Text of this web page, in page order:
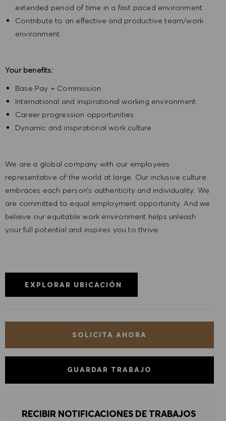
extended period of time in a fast paced environment.
Contribute to an effective and productive team/work
environment.
Your benefits:
Base Pay + Commission
International and inspirational working environment
Career progression opportunities
Dynamic and inspirational work culture
We are a global company with our employees
representative of the world at large. Our inclusive culture
embraces each person’s authenticity and individuality. We
are committed to equal employment opportunity. And we
believe our equitable work environment helps unleash
your full potential and inspires you to thrive.
EXPLORAR UBICACIÓN
SOLICITA AHORA
GUARDAR TRABAJO
RECIBIR NOTIFICACIONES DE TRABAJOS